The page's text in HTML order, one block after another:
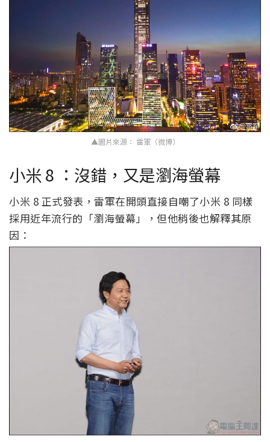
▲圖片來源： 雷軍（微博）
小米 8 ：沒錯，又是瀏海螢幕
小米 8 正式發表，雷軍在開頭直接自嘲了小米 8 同樣
採用近年流行的「瀏海螢幕」，但他稍後也解釋其原
因：